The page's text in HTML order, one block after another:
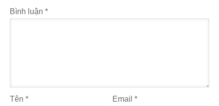
Bình luận *
Tên * Email*